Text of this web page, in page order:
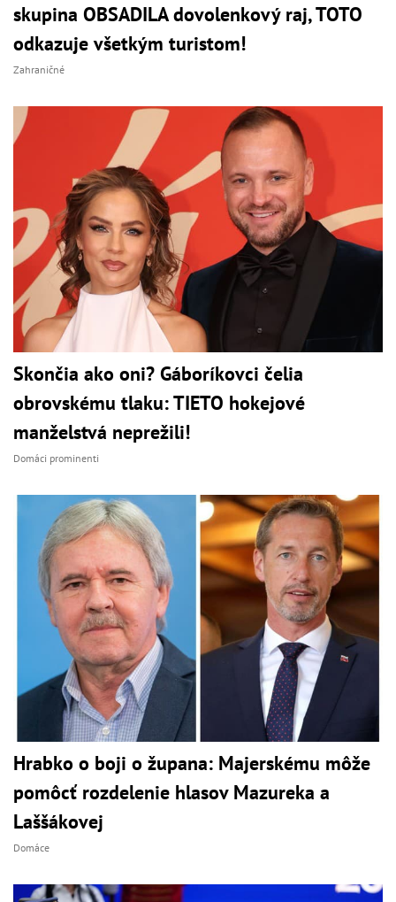
skupina OBSADILA dovolenkový raj, TOTO
odkazuje všetkým turistom!
Zahraničné
Skončia ako oni? Gáboríkovci čelia
obrovskému tlaku: TIETO hokejové
manželstvá neprežili!
Domáci prominenti
Hrabko o boji o župana: Majerskému môže
pomôcť rozdelenie hlasov Mazureka a
Laššákovej
Domáce